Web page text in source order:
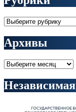
Рубрики
Архивы
Архивы